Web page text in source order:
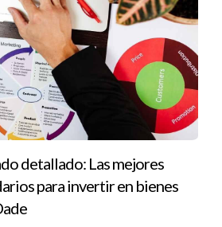
Grove!
viviendo en este oasis de
del dinamismo de Miami?
tiene para ofrecerte.
y permítenos ayudarte a
de tus sueños en este
detallado: Las mejores
para invertir en bienes